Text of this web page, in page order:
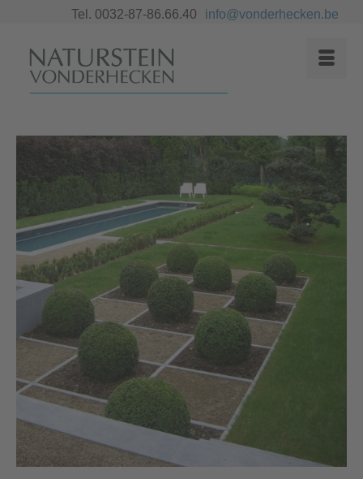
Tel. 0032-87-86.66.40 info@vonderhecken.be